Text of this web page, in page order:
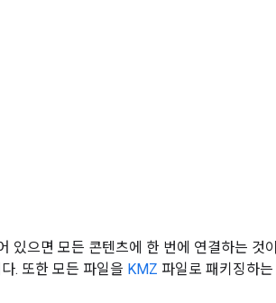
있으면 모든 콘텐츠에 한 번에 연결하는 것
. 또한 모든 파일을 KMZ 파일로 패키징하